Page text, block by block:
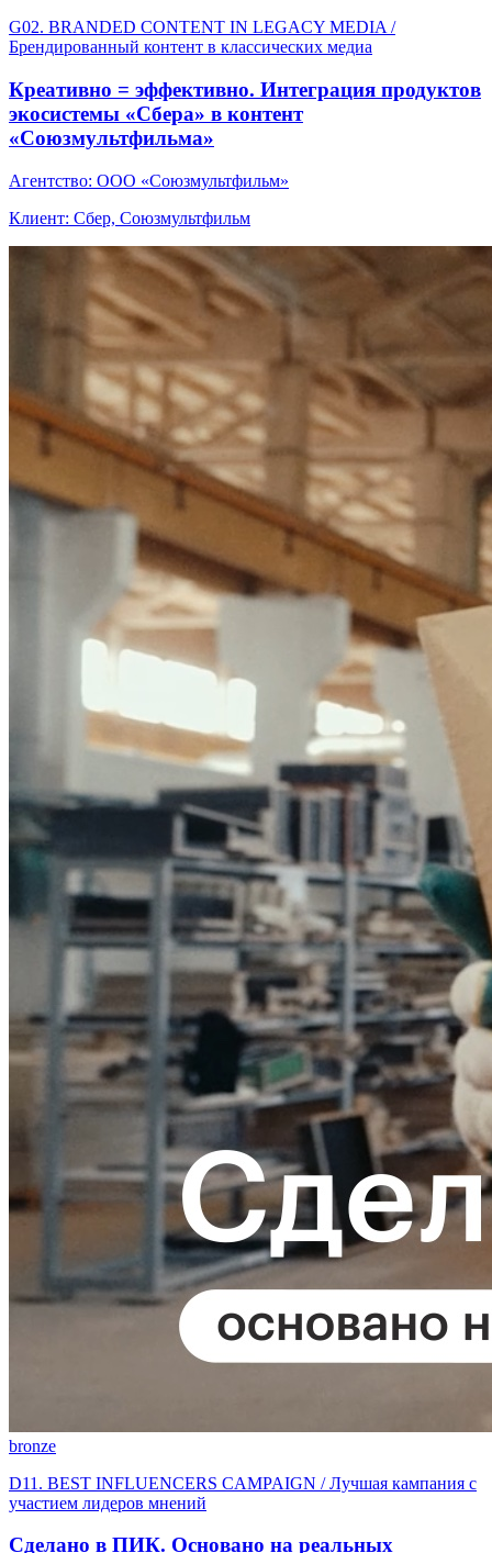
G02. BRANDED CONTENT IN LEGACY MEDIA /
Брендированный контент в классических медиа
Креативно = эффективно. Интеграция продуктов
экосистемы «Сбера» в контент
«Союзмультфильма»
Агентство: ООО «Союзмультфильм»
Клиент: Сбер, Союзмультфильм
bronze
D11. BEST INFLUENСERS CAMPAIGN / Лучшая кампания с
участием лидеров мнений
Сделано в ПИК. Основано на реальных